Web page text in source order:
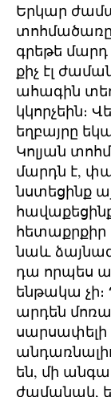
Երկար
տոհմածառը
գրեթե մարդ
քիչ էլ
ահագին
կկորչեին։
եղբայրը
Կոլյան
մարդն է,
նստեցինք
նաև
դա որպես
ենթակա չի։
արդեն
սարսափելի
են, մի
ժամանակ,